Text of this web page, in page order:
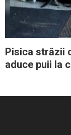
Pisica străzii
aduce puii la